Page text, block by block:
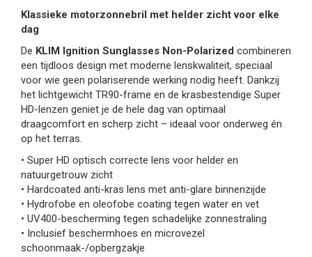
Klassieke motorzonnebril met helder zicht voor elke
dag
De KLIM Ignition Sunglasses Non-Polarized combineren
een tijdloos design met moderne lenskwaliteit, speciaal
voor wie geen polariserende werking nodig heeft. Dankzij
het lichtgewicht TR90-frame en de krasbestendige Super
HD-lenzen geniet je de hele dag van optimaal
draagcomfort en scherp zicht – ideaal voor onderweg én
op het terras.
• Super HD optisch correcte lens voor helder en
natuurgetrouw zicht
• Hardcoated anti-kras lens met anti-glare binnenzijde
• Hydrofobe en oleofobe coating tegen water en vet
• UV400-bescherming tegen schadelijke zonnestraling
• Inclusief beschermhoes en microvezel
schoonmaak-/opbergzakje